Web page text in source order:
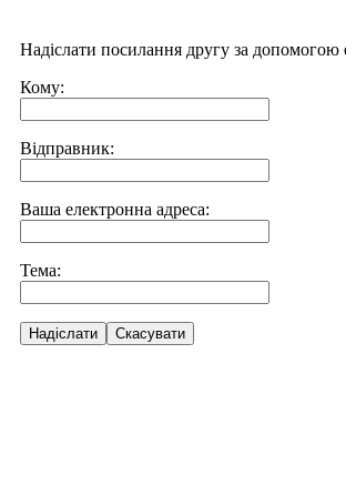
Надіслати посилання другу за допомогою
Кому:
Відправник:
Ваша електронна адреса:
Тема:
Надіслати Скасувати